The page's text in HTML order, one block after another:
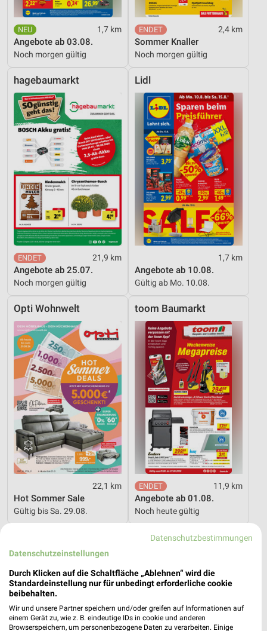
1,7 km
Angebote ab 03.08.
Noch morgen gültig
2,4 km
Sommer Knaller
Noch morgen gültig
hagebaumarkt
21,9 km
Angebote ab 25.07.
Noch morgen gültig
Lidl
1,7 km
Angebote ab 10.08.
Gültig ab Mo. 10.08.
Opti Wohnwelt
22,1 km
Hot Sommer Sale
Gültig bis Sa. 29.08.
toom Baumarkt
11,9 km
Angebote ab 01.08.
Noch heute gültig
XXXLutz
Datenschutzbestimmungen
Datenschutzeinstellungen
Durch Klicken auf die Schaltfläche „Ablehnen“ wird die
Standardeinstellung nur für unbedingt erforderliche cookie
beibehalten.
Wir und unsere Partner speichern und/oder greifen auf Informationen auf
einem Gerät zu, wie z. B. eindeutige IDs in cookie und anderen
Browserspeichern, um personenbezogene Daten zu verarbeiten. Einige